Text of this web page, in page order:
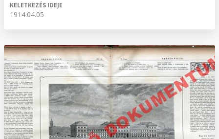
KELETKEZÉS IDEJE
1914.04.05